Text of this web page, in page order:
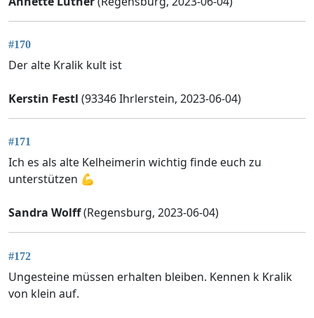
#170
Der alte Kralik kult ist
Kerstin Festl (93346 Ihrlerstein, 2023-06-04)
#171
Ich es als alte Kelheimerin wichtig finde euch zu
unterstützen 💪
Sandra Wolff(Regensburg, 2023-06-04)
#172
Ungesteine müssen erhalten bleiben. Kennen k Kralik
von klein auf.